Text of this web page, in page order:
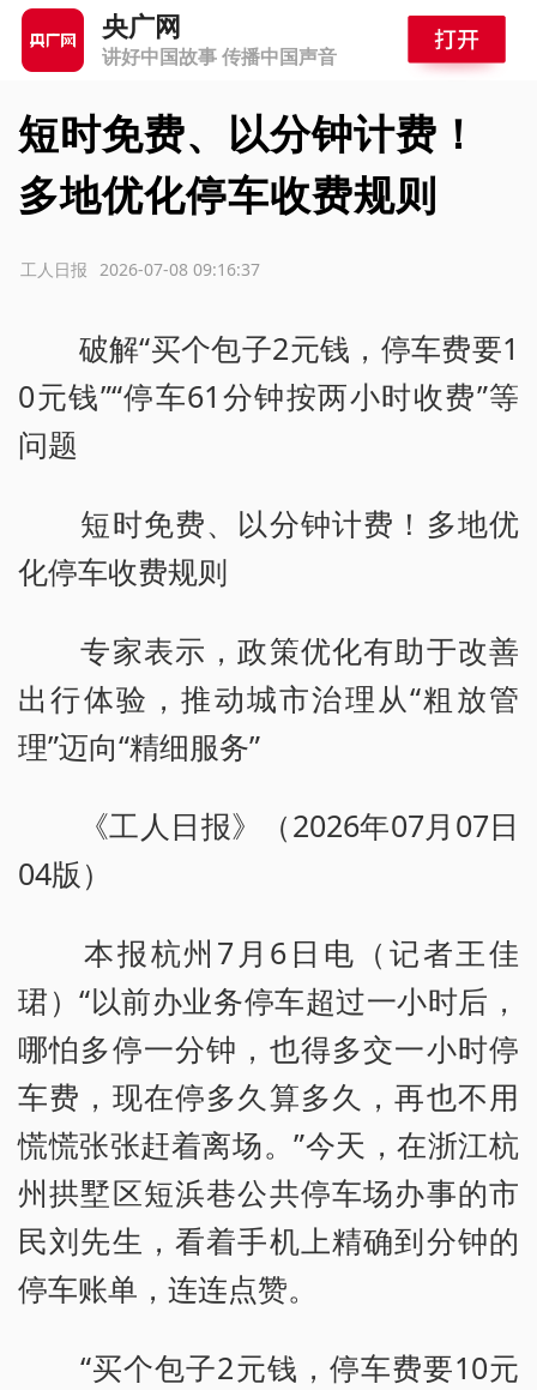
央广网
讲好中国故事 传播中国声音
短时免费、以分钟计费！
多地优化停车收费规则
2026-07-08 09:16:37
工人日报
破解“买个包子2元钱，停车费要1
0元钱”“停车61分钟按两小时收费”等
问题
短时免费、以分钟计费！多地优
化停车收费规则
专家表示，政策优化有助于改善
出行体验，推动城市治理从“粗放管
理”迈向“精细服务”
《工人日报》（2026年07月07日
04版）
本报杭州7月6日电（记者王佳
珺）“以前办业务停车超过一小时后，
哪怕多停一分钟，也得多交一小时停
车费，现在停多久算多久，再也不用
慌慌张张赶着离场。”今天，在浙江杭
州拱墅区短浜巷公共停车场办事的市
民刘先生，看着手机上精确到分钟的
停车账单，连连点赞。
“买个包子2元钱，停车费要10元